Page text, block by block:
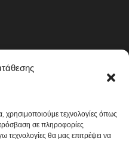
χρησιμοποιούμε τεχνολογίες όπως
σε πληροφορίες
τεχνολογίες θα μας επιτρέψει να